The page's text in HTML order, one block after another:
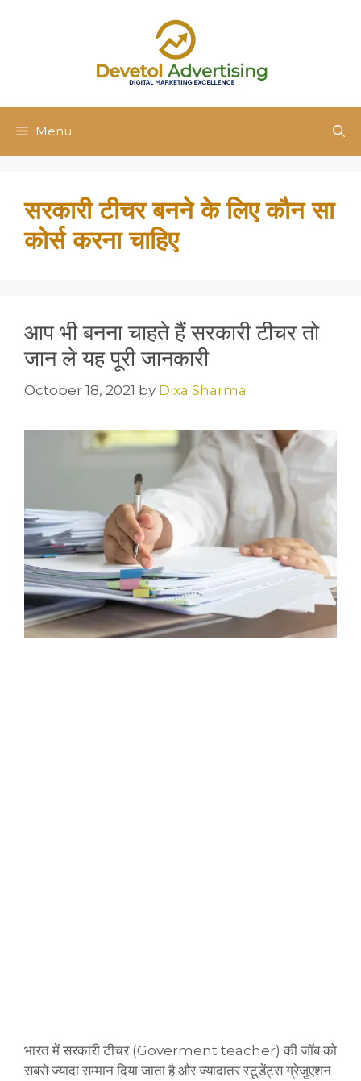
Menu
सरकारी टीचर बनने के लिए कौन सा
कोर्स करना चाहिए
आप भी बनना चाहते हैं सरकारी टीचर तो
जान ले यह पूरी जानकारी
October 18, 2021 by Dixa Sharma
भारत में सरकारी टीचर (Goverment teacher) की जॉब को
सबसे ज्यादा सम्मान दिया जाता है और ज्यादातर स्टूडेंट्स ग्रेजुएशन